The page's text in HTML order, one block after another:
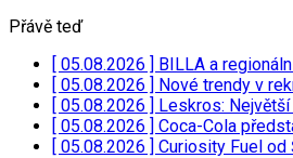
Přávě teď
[ 05.08.2026 ] BILLA a
[ 05.08.2026 ] Nové trendy v
[ 05.08.2026 ] Leskros:
[ 05.08.2026 ] Coca-Cola
[ 05.08.2026 ] Curiosity Fuel od